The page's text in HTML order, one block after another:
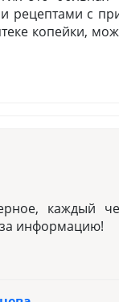
рецептами с
копейки,
каждый
за информацию!